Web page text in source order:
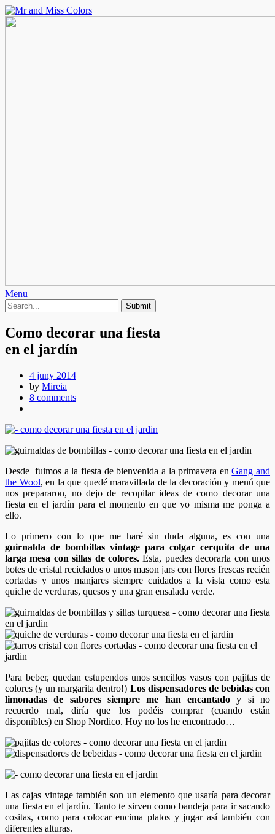
Menu
Como decorar una fiesta
en el jardín
4 juny 2014
by Mireia
8 comments
Desde fuimos a la fiesta de bienvenida a la primavera enGang and
the Wool, en la que quedé maravillada de la decoración y menú que
nos prepararon, no dejo de recopilar ideas de como decorar una
fiesta en el jardín para el momento en que yo misma me ponga a
ello.
Lo primero con lo que me haré sin duda alguna, es con una
guirnalda de bombillas vintage para colgar cerquita de una
larga mesa con sillas de colores. Ésta, puedes decorarla con unos
botes de cristal reciclados o unos mason jars con flores frescas recién
cortadas y unos manjares siempre cuidados a la vista como esta
quiche de verduras, quesos y una gran ensalada verde.
Para beber, quedan estupendos unos sencillos vasos con pajitas de
colores (y un margarita dentro!) Los dispensadores de bebidas con
limonadas de sabores siempre me han encantado y si no
recuerdo mal, diría que los podéis comprar (cuando están
disponibles) en Shop Nordico. Hoy no los he encontrado…
Las cajas vintage también son un elemento que usaría para decorar
una fiesta en el jardín. Tanto te sirven como bandeja para ir sacando
cositas, como para colocar encima platos y jugar así también con
diferentes alturas.